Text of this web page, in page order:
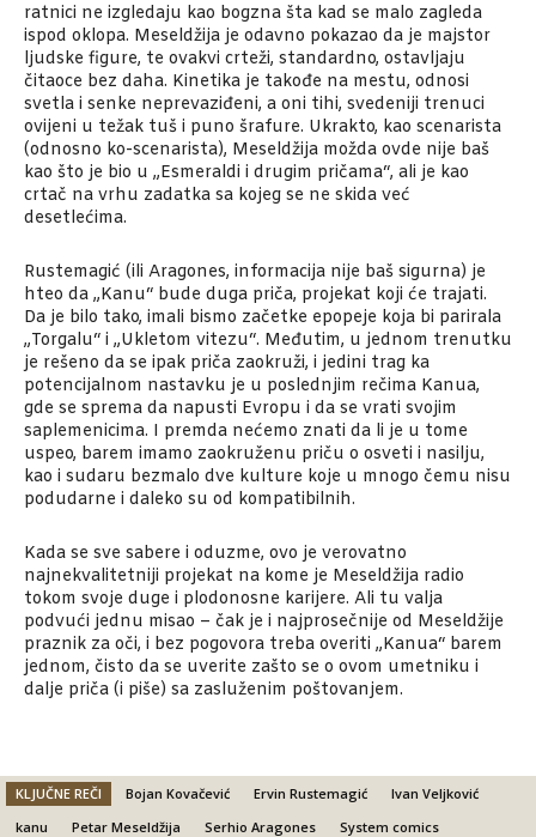
ratnici ne izgledaju kao bogzna šta kad se malo zagleda
ispod oklopa. Meseldžija je odavno pokazao da je majstor
ljudske figure, te ovakvi crteži, standardno, ostavljaju
čitaoce bez daha. Kinetika je takođe na mestu, odnosi
svetla i senke neprevaziđeni, a oni tihi, svedeniji trenuci
ovijeni u težak tuš i puno šrafure. Ukrakto, kao scenarista
(odnosno ko-scenarista), Meseldžija možda ovde nije baš
kao što je bio u „Esmeraldi i drugim pričama“, ali je kao
crtač na vrhu zadatka sa kojeg se ne skida već
desetlećima.
Rustemagić (ili Aragones, informacija nije baš sigurna) je
hteo da „Kanu“ bude duga priča, projekat koji će trajati.
Da je bilo tako, imali bismo začetke epopeje koja bi parirala
„Torgalu“ i „Ukletom vitezu“. Međutim, u jednom trenutku
je rešeno da se ipak priča zaokruži, i jedini trag ka
potencijalnom nastavku je u poslednjim rečima Kanua,
gde se sprema da napusti Evropu i da se vrati svojim
saplemenicima. I premda nećemo znati da li je u tome
uspeo, barem imamo zaokruženu priču o osveti i nasilju,
kao i sudaru bezmalo dve kulture koje u mnogo čemu nisu
podudarne i daleko su od kompatibilnih.
Kada se sve sabere i oduzme, ovo je verovatno
najnekvalitetniji projekat na kome je Meseldžija radio
tokom svoje duge i plodonosne karijere. Ali tu valja
podvući jednu misao – čak je i najprosečnije od Meseldžije
praznik za oči, i bez pogovora treba overiti „Kanua“ barem
jednom, čisto da se uverite zašto se o ovom umetniku i
dalje priča (i piše) sa zasluženim poštovanjem.
KLJUČNE REČI Bojan Kovačević Ervin Rustemagić
Ivan Veljković
kanu
Petar Meseldžija Serhio Aragones System comics